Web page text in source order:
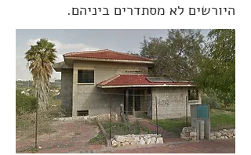
היורשים לא מסתדרים ביניהם.